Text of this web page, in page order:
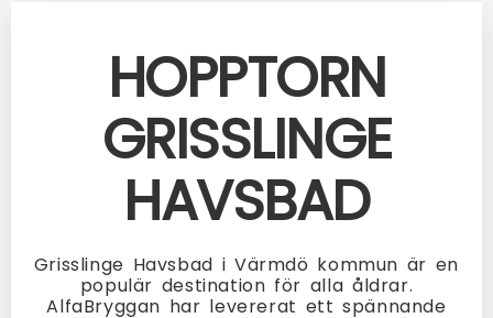
HOPPTORN
GRISSLINGE
HAVSBAD
Grisslinge Havsbad i Värmdö kommun är en
populär destination för alla åldrar.
AlfaBryggan har levererat ett spännande